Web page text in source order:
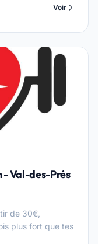
Voir
Val-des-Prés
de 30€,
plus fort que tes